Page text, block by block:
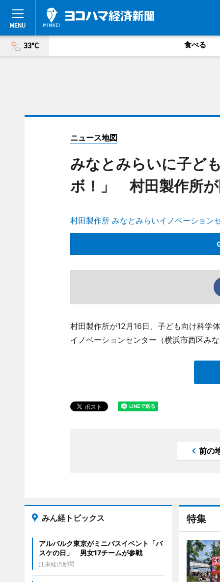
33°C 食べる
ニュース地図
みなとみらいに子ど
ボ！」 村田製作所
村田製作所 みなとみらいイノベーション
村田製作所が12月16日、子ども向け科学
イノベーションセンター（横浜市西区み
前の
特集
みん経トピックス
アルバルク東京がミニバスイベント「バ
スケの日」 男女17チームが参戦
江東経済新聞